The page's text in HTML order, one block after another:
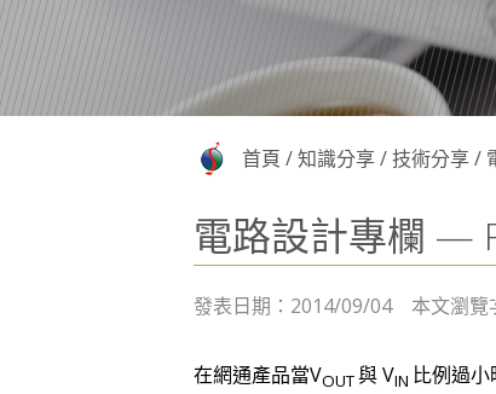
首頁 /知識分享/技術分享/
電路設計專欄 —
發表日期：2014/09/04 本文瀏覽
在網通產品當VOUT與 VIN 比例過